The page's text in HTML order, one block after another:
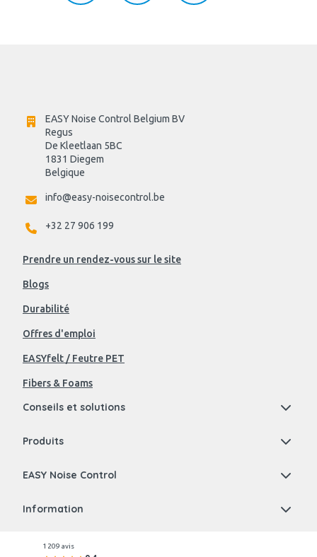
EASY Noise Control Belgium BV
Regus
De Kleetlaan 5BC
1831 Diegem
Belgique
info@easy-noisecontrol.be
+32 27 906 199
Prendre un rendez-vous sur le site
Blogs
Durabilité
Offres d'emploi
EASYfelt / Feutre PET
Fibers & Foams
Conseils et solutions
Produits
EASY Noise Control
Information
1 209 avis